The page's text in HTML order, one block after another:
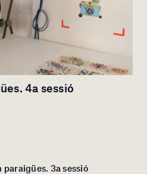
4a sessió
paraigües. 3a sessió